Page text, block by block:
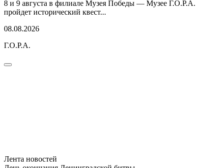
8 и 9 августа в филиале Музея Победы — Музее Г.О.Р.А.
пройдет исторический квест...
08.08.2026
Г.О.Р.А.
Лента новостей